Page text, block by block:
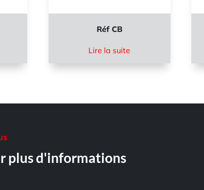
Réf CB
Lire la suite
plus d'informations